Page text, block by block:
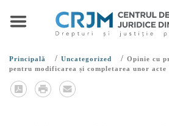
Principală / Uncategorized / Opinie cu
pentru modificarea și completarea unor acte